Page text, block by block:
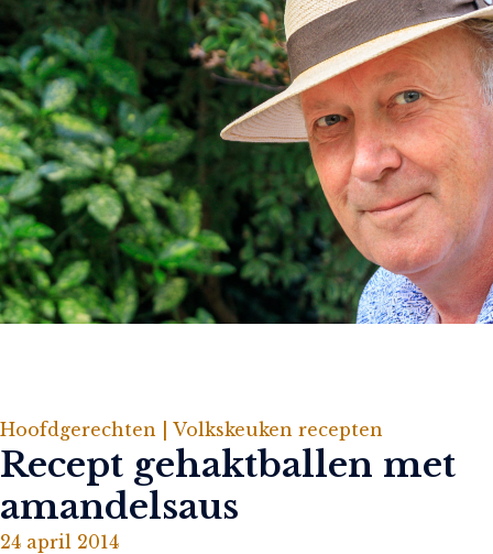
Hoofdgerechten | Volkskeuken recepten
Recept gehaktballen met
amandelsaus
24 april 2014